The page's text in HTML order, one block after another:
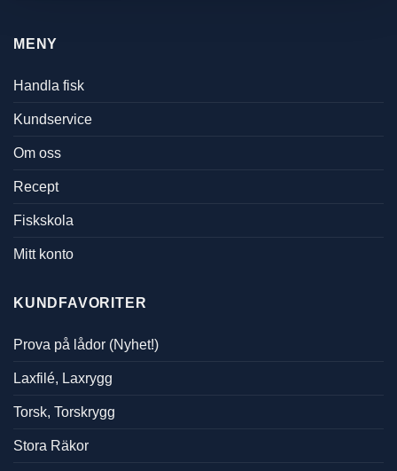
MENY
Handla fisk
Kundservice
Om oss
Recept
Fiskskola
Mitt konto
KUNDFAVORITER
Prova på lådor (Nyhet!)
Laxfilé, Laxrygg
Torsk, Torskrygg
Stora Räkor